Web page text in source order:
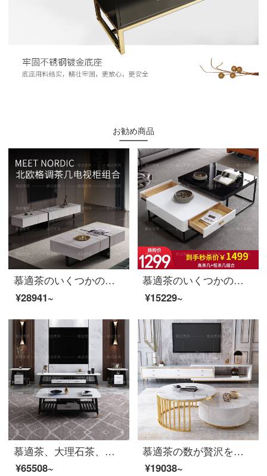
お勧め商品
慕適茶のいくつかの伸縮茶何テレビの箱の組み合わせセットはイタリアの輸入岩板多機能リフトのお茶のいくつかの302茭の石の石の板の面の1.25メートルのお茶の何+2メートルのテレビの箱の組み合わせは秒で2899を殺します。
¥28941~
慕適茶のいくつかの北欧の大きさのお茶の組み合わせは意味式の小さい家型の鋼化のガラスのお茶のいくつかの客間の高低の方のお茶のいくつかの貯蔵物が簡単で高低のお茶のいくつかの組み合わせのピクチャーの高低の四角形のお茶の数を組み合わせます。
¥15229~
慕適茶、大理石茶、いくつかのテレビキャビネットの組み合わせは、イタリア式の簡単で豪華なお茶、北欧の小さなテーブルの応接間の収納物、いくつかのテーブルの家具、お茶、テーブル+床のキャビネット+2つの斗キャビネット（秒殺6999）を組み合わせています。
¥65508~
慕適茶の数が贅沢を軽くした後に近代的できわめて簡単な高低のお茶のいくつかの組み合わせの小さい家型の簡単な大理石のピアノの漆の円形のお茶の何の中で白い大理石の顔+白い箱の身の大きさの丸いお茶のいくつかの組合せ
¥19038~